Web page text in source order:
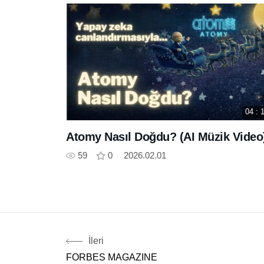
Atomy Nasıl Doğdu? (AI Müzik
59 0 2026.02.01
04 :
İleri
FORBES MAGAZINE